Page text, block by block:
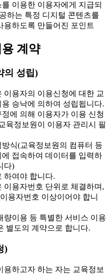
이용한 이용자에게 지급되
하는 특정 디지털 콘텐츠를
용하도록 만들어진 포인트
계약
의 성립)
용자의 이용신청에 대한 교
승낙에 의하여 성립됩니다.
에 의해 이용자가 이용 신청
육정보원이 이용자 관리시 필
식(교육정보원의 컴퓨터 등
접속하여 데이터를 입력하
다)
하여야 합니다.
용자번호 단위로 체결하며,
용자번호 이상이어야 합니
이용 등 특별한 서비스 이용
별도의 계약으로 합니다.
)
하고자 하는 자는 교육정보